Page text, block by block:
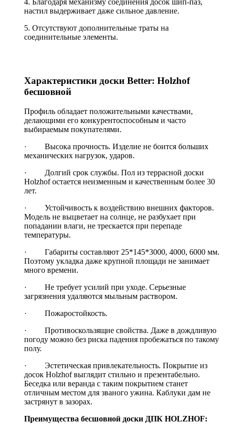
4. Благодаря механизму соединения досок шип-паз,
настил выдерживает даже сильное давление.
5. Отсутствуют дополнительные траты на
соединительные элементы.
Характеристики доски Better: Holzhof
бесшовной
Профиль обладает положительными качествами,
делающими его конкурентоспособным и часто
выбираемым покупателями.
· Высока прочность. Изделие не боится больших
механических нагрузок, ударов.
· Долгий срок службы. Пол из террасной доски
Holzhof остается неизменным и качественным более 30
лет.
· Устойчивость к воздействию внешних факторов.
Модель не выцветает на солнце, не разбухает при
попадании влаги, не трескается при перепаде
температуры.
· Габариты составляют 25*145*3000, 4000, 6000 мм.
Поэтому укладка даже крупной площади не занимает
много времени.
· Не требует усилий при уходе. Серьезные
загрязнения удаляются мыльным раствором.
· Пожаростойкость.
· Противоскользящие свойства. Даже в дождливую
погоду можно без риска падения пробежаться по такому
полу.
· Эстетическая привлекательность. Покрытие из
досок Holzhof выглядит стильно и презентабельно.
Беседка или веранда с таким покрытием станет
отличным местом для званого ужина. Каблуки дам не
застрянут в зазорах.
Преимущества бесшовной доски ДПК HOLZHOF: